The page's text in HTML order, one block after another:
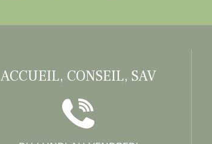
ACCUEIL, CONSEIL, SAV